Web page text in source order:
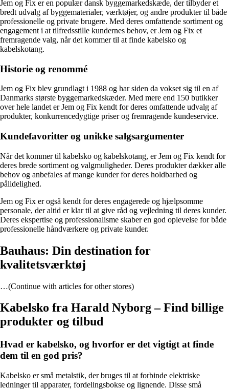
Jem og Fix er en populær dansk byggemarkedskæde, der tilbyder et
bredt udvalg af byggematerialer, værktøjer, og andre produkter til både
professionelle og private brugere. Med deres omfattende sortiment og
engagement i at tilfredsstille kundernes behov, er Jem og Fix et
fremragende valg, når det kommer til at finde kabelsko og
kabelskotang.
Historie og renommé
Jem og Fix blev grundlagt i 1988 og har siden da vokset sig til en af
Danmarks største byggemarkedskæder. Med mere end 150 butikker
over hele landet er Jem og Fix kendt for deres omfattende udvalg af
produkter, konkurrencedygtige priser og fremragende kundeservice.
Kundefavoritter og unikke salgsargumenter
Når det kommer til kabelsko og kabelskotang, er Jem og Fix kendt for
deres brede sortiment og valgmuligheder. Deres produkter dækker alle
behov og anbefales af mange kunder for deres holdbarhed og
pålidelighed.
Jem og Fix er også kendt for deres engagerede og hjælpsomme
personale, der altid er klar til at give råd og vejledning til deres kunder.
Deres ekspertise og professionalisme skaber en god oplevelse for både
professionelle håndværkere og private kunder.
Bauhaus: Din destination for
kvalitetsværktøj
…(Continue with articles for other stores)
Kabelsko fra Harald Nyborg – Find billige
produkter og tilbud
Hvad er kabelsko, og hvorfor er det vigtigt at finde
dem til en god pris?
Kabelsko er små metalstik, der bruges til at forbinde elektriske
ledninger til apparater, fordelingsbokse og lignende. Disse små